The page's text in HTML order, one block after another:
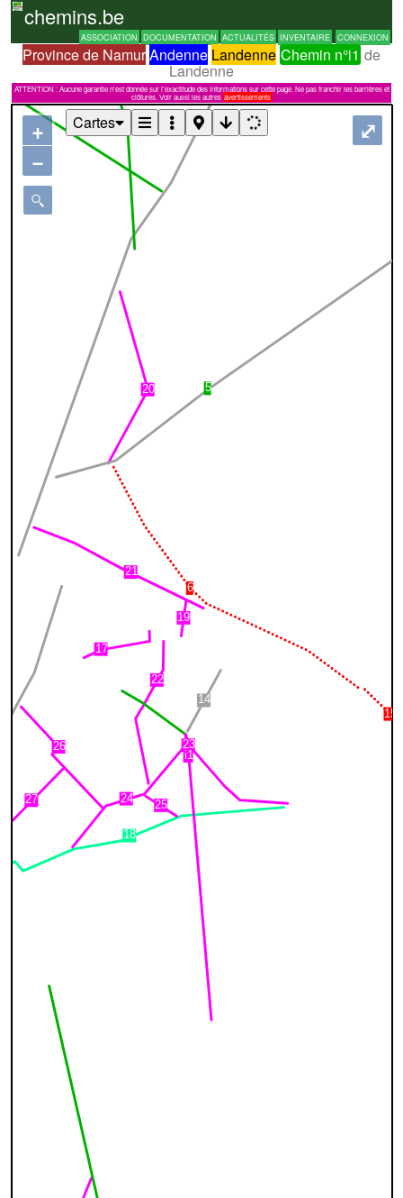
chemins.be
ASSOCIATION DOCUMENTATION ACTUALITÉS INVENTAIRE CONNEXION
Province de NamurAndenne Landenne Chemin n°i1 de
Landenne
ATTENTION : Aucune garantie n'est donnée sur l'exactitude des informations sur cette page. Ne pas franchir les barrières et
clôtures. Voir aussi les autres avertissements
+
−
⤢
Cartes